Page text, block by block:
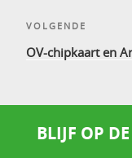
Volgend
bericht
VOLGENDE
OV-chipkaart en
BLIJF OP